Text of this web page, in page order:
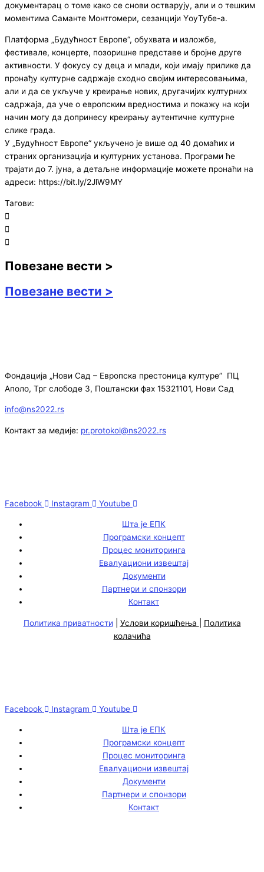
документарац о томе како се снови остварују, али и о тешким
моментима Саманте Монтгомери, сезанцији YоуТубе-а.
Платформа „Будућност Европе“, обухвата и изложбе,
фестивале, концерте, позоришне представе и бројне друге
активности. У фокусу су деца и млади, који имају прилике да
пронађу културне садржаје сходно својим интересовањима,
али и да се укључе у креирање нових, другачијих културних
садржаја, да уче о европским вредностима и покажу на који
начин могу да допринесу креирању аутентичне културне
слике града.
У „Будућност Европе“ укључено је више од 40 домаћих и
страних организација и културних установа. Програми ће
трајати до 7. јуна, а детаљне информације можете пронаћи на
адреси: https://bit.ly/2JlW9MY
Тагови:
Повезане вести >
Повезане вести >
Фондација „Нови Сад – Европска престоница културе” ПЦ
Аполо, Трг слободе 3, Поштански фах 15321101, Нови Сад
info@ns2022.rs
Контакт за медије: pr.protokol@ns2022.rs
Facebook Instagram Youtube
Шта је ЕПК
Програмски концепт
Процес мониторинга
Евалуациони извештај
Документи
Партнери и спонзори
Контакт
Политика приватности Услови коришћења
Политика
колачића
Facebook Instagram Youtube
Шта је ЕПК
Програмски концепт
Процес мониторинга
Евалуациони извештај
Документи
Партнери и спонзори
Контакт